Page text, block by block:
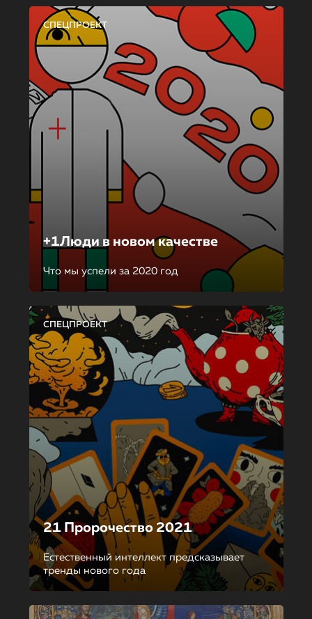
СПЕЦПРОЕКТ
+1Люди в новом качестве
Что мы успели за 2020 год
СПЕЦПРОЕКТ
21 Пророчество 2021
Естественный интеллект предсказывает
тренды нового года